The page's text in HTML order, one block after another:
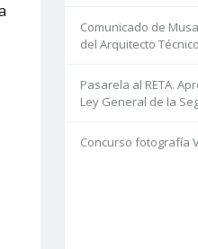
Comunicado de
del Arquitecto
Pasarela al RETA.
Ley General de la
Concurso fotografía